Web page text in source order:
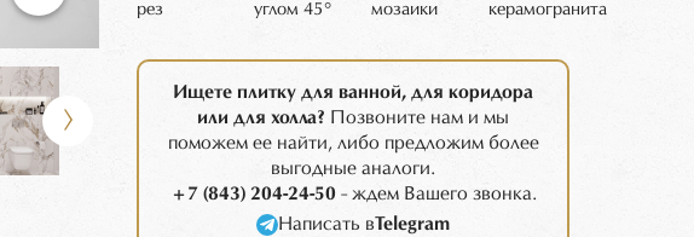
рез
углом 45°
мозаики
керамогранита
Ищете плитку для ванной, для коридора
или для холла? Позвоните нам и мы
поможем ее найти, либо предложим более
выгодные аналоги.
+7 (843) 204-24-50 - ждем Вашего звонка.
Написать вTelegram